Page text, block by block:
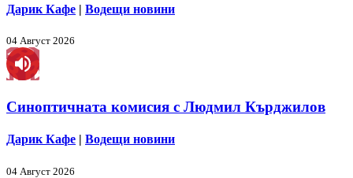
Дарик Кафе | Водещи новини
04 Август 2026
Синоптичната комисия с Людмил Кърджилов
Дарик Кафе | Водещи новини
04 Август 2026